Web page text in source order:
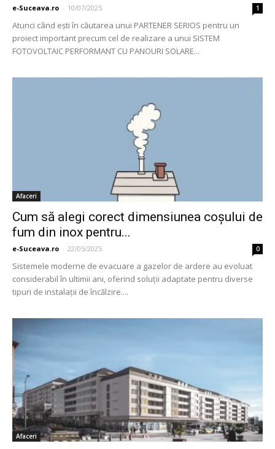
e-Suceava.ro - 10/07/2025 1
Atunci când eşti în căutarea unui PARTENER SERIOS pentru un
proiect important precum cel de realizare a unui SISTEM
FOTOVOLTAIC PERFORMANT CU PANOURI SOLARE...
Afaceri
Cum să alegi corect dimensiunea coșului de
fum din inox pentru...
e-Suceava.ro - 22/05/2025 0
Sistemele moderne de evacuare a gazelor de ardere au evoluat
considerabil în ultimii ani, oferind soluții adaptate pentru diverse
tipuri de instalații de încălzire....
Afaceri